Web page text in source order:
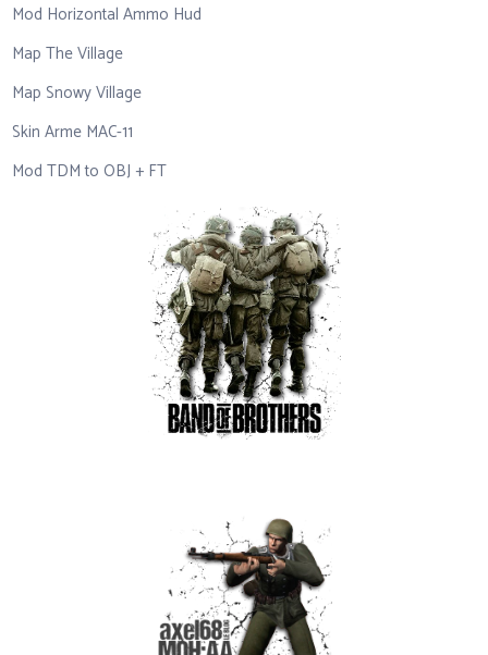
Mod Horizontal Ammo Hud
Map The Village
Map Snowy Village
Skin Arme MAC-11
Mod TDM to OBJ + FT